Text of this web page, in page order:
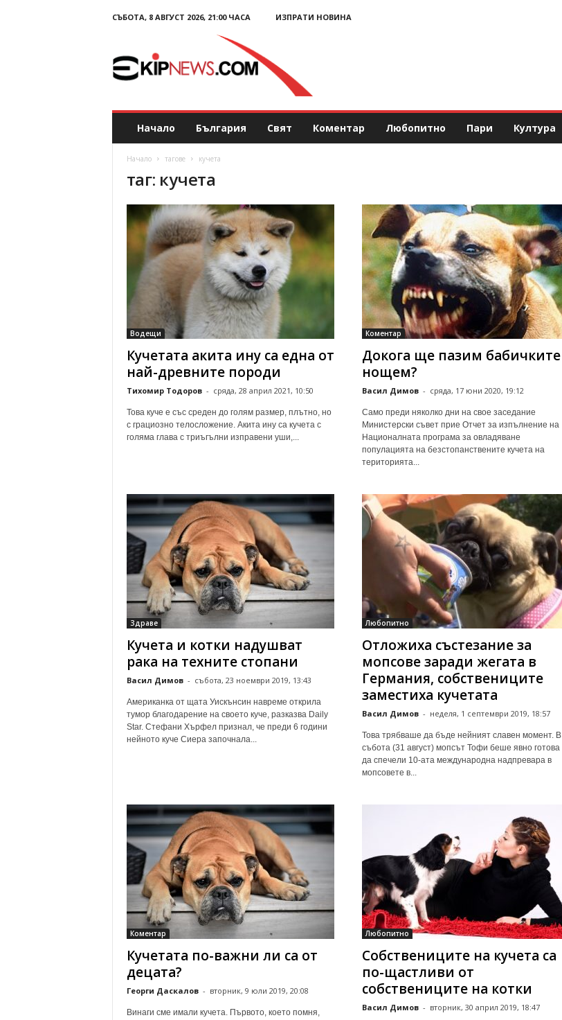
СЪБОТА, 8 АВГУСТ 2026, 21:00 ЧАСА ИЗПРАТИ НОВИНА
E
p
N
Начало България Свят Коментар Любопитно Пари Култура
Начало тагове кучета
таг: кучета
Водещи
Кучетата акита ину са една от
най-древните породи
Тихомир Тодоров - сряда, 28 април 2021, 10:50
Това куче е със среден до голям размер, плътно, но
с грациозно телосложение. Акита ину са кучета с
голяма глава с триъгълни изправени уши,...
Коментар
Докога ще пазим бабичките
нощем?
Васил Димов - сряда, 17 юни 2020, 19:12
Само преди няколко дни на свое заседание
Министерски съвет прие Отчет за изпълнение на
Националната програма за овладяване
популацията на безстопанствените кучета на
територията...
Здраве
Кучета и котки надушват
рака на техните стопани
Васил Димов - събота, 23 ноември 2019, 13:43
Американка от щата Уискънсин навреме открила
тумор благодарение на своето куче, разказва Daily
Star. Стефани Хърфел признал, че преди 6 години
нейното куче Сиера започнала...
Любопитно
Отложиха състезание за
мопсове заради жегата в
Германия, собствениците
заместиха кучетата
Васил Димов - неделя, 1 септември 2019, 18:57
Това трябваше да бъде нейният славен момент. В
събота (31 август) мопсът Тофи беше явно готова
да спечели 10-ата международна надпревара в
мопсовете в...
Коментар
Кучетата по-важни ли са от
децата?
Георги Даскалов - вторник, 9 юли 2019, 20:08
Винаги сме имали кучета. Първото, което помня,
Любопитно
Собствениците на кучета са
по-щастливи от
собствениците на котки
Васил Димов - вторник, 30 април 2019, 18:47